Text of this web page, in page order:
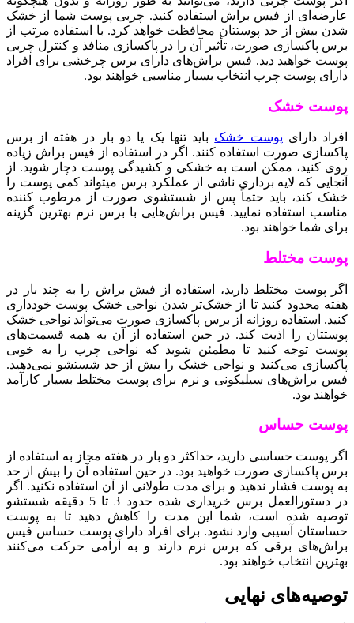
عارضه‌ای از فیس براش استفاده کنید. چربی پوست شما از خشک
شدن بیش از حد پوستتان محافظت خواهد کرد. با استفاده مرتب از
برس پاکسازی صورت، تأثیر آن را در پاکسازی منافذ و کنترل چربی
پوست خواهید دید. فیس براش‌های دارای برس چرخشی برای افراد
دارای پوست چرب انتخاب بسیار مناسبی خواهند بود.
پوست خشک
افراد دارای پوست خشک باید تنها یک یا دو بار در هفته از برس
پاکسازی صورت استفاده کنند. اگر در استفاده از فیس براش زیاده
روی کنید، ممکن است به خشکی و کشیدگی پوست دچار شوید. از
آنجایی که لایه برداری ناشی از عملکرد برس میتواند کمی پوست را
خشک کند، باید حتماً پس از شستشوی صورت از مرطوب کننده
مناسب استفاده نمایید. فیس براش‌هایی با برس نرم بهترین گزینه
برای شما خواهند بود.
پوست مختلط
اگر پوست مختلط دارید، استفاده از فیش براش را به چند بار در
هفته محدود کنید تا از خشک‌تر شدن نواحی خشک پوست خودداری
کنید. استفاده روزانه از برس پاکسازی صورت می‌تواند نواحی خشک
پوستتان را اذیت کند. در حین استفاده از آن به همه قسمت‌های
پوست توجه کنید تا مطمئن شوید که نواحی چرب را به خوبی
پاکسازی می‌کنید و نواحی خشک را بیش از حد شستشو نمی‌دهید.
فیس براش‌های سیلیکونی و نرم برای پوست مختلط بسیار کارآمد
خواهند بود.
پوست حساس
اگر پوست حساسی دارید، حداکثر دو بار در هفته مجاز به استفاده از
برس پاکسازی صورت خواهید بود. در حین استفاده آن را بیش از حد
به پوست فشار ندهید و برای مدت طولانی از آن استفاده نکنید. اگر
در دستورالعمل برس خریداری شده حدود 3 تا 5 دقیقه شستشو
توصیه شده است، شما این مدت را کاهش دهید تا به پوست
حساستان آسیبی وارد نشود. برای افراد دارای پوست‌ حساس فیس
براش‌های برقی که برس نرم دارند و به آرامی حرکت می‌کنند
بهترین انتخاب خواهند بود.
توصیه‌های نهایی